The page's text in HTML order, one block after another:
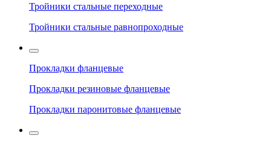
Тройники стальные переходные
Тройники стальные равнопроходные
Прокладки фланцевые
Прокладки резиновые фланцевые
Прокладки паронитовые фланцевые